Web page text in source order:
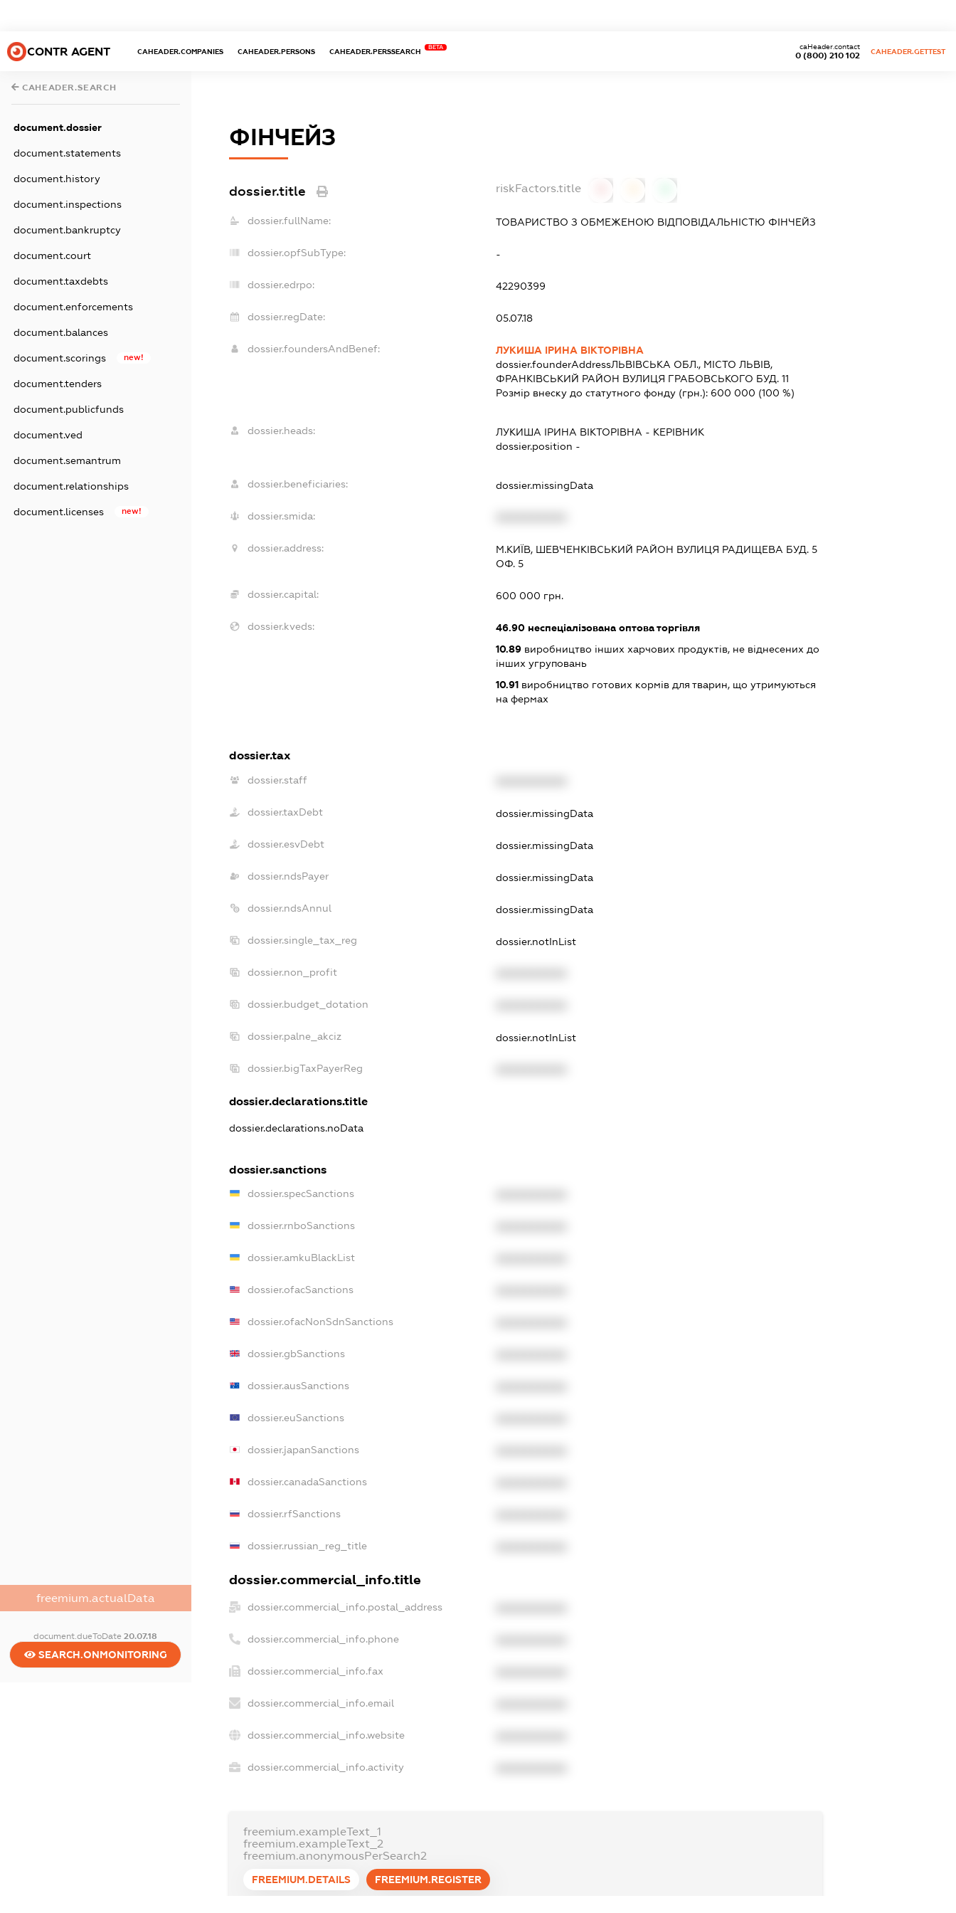
CONTR AGENT CAHEADER.COMPANIES CAHEADER.PERSONS CAHEADER.PERSSEARCH
BETA
0 (800) 210 102
caHeader.contact
CAHEADER.GETTEST
CAHEADER.SEARCH
document.dossier
document.statements
document.history
document.inspections
document.bankruptcy
document.court
document.taxdebts
document.enforcements
document.balances
document.scorings new!
document.tenders
document.publicfunds
document.ved
document.semantrum
document.relationships
document.licenses new!
freemium.actualData
document.dueToDate20.07.18
SEARCH.ONMONITORING
ФІНЧЕЙЗ
dossier.title riskFactors.title
dossier.fullName: ТОВАРИСТВО З ОБМЕЖЕНОЮ ВІДПОВІДАЛЬНІСТЮ ФІНЧЕЙЗ
dossier.opfSubType: -
dossier.edrpo: 42290399
dossier.regDate: 05.07.18
dossier.foundersAndBenef:
ЛУКИША ІРИНА ВІКТОРІВНА
dossier.founderAddressЛЬВІВСЬКА ОБЛ., МІСТО ЛЬВІВ,
ФРАНКІВСЬКИЙ РАЙОН ВУЛИЦЯ ГРАБОВСЬКОГО БУД. 11
Розмір внеску до статутного фонду (грн.): 600 000 (100 %)
dossier.heads: ЛУКИША ІРИНА ВІКТОРІВНА - КЕРІВНИК
dossier.position -
dossier.beneficiaries: dossier.missingData
dossier.smida:
dossier.address:
М.КИЇВ, ШЕВЧЕНКІВСЬКИЙ РАЙОН ВУЛИЦЯ РАДИЩЕВА БУД. 5
ОФ. 5
dossier.capital: 600 000 грн.
dossier.kveds: 46.90 неспеціалізована оптова торгівля
10.89 виробництво інших харчових продуктів, не віднесених до
інших угруповань
10.91 виробництво готових кормів для тварин, що утримуються
на фермах
dossier.tax
dossier.staff
dossier.taxDebt dossier.missingData
dossier.esvDebt dossier.missingData
dossier.ndsPayer dossier.missingData
dossier.ndsAnnul dossier.missingData
dossier.single_tax_reg dossier.notInList
dossier.non_profit
dossier.budget_dotation
dossier.palne_akciz dossier.notInList
dossier.bigTaxPayerReg
dossier.declarations.title
dossier.declarations.noData
dossier.sanctions
dossier.specSanctions
dossier.rnboSanctions
dossier.amkuBlackList
dossier.ofacSanctions
dossier.ofacNonSdnSanctions
dossier.gbSanctions
dossier.ausSanctions
dossier.euSanctions
dossier.japanSanctions
dossier.canadaSanctions
dossier.rfSanctions
dossier.russian_reg_title
dossier.commercial_info.title
dossier.commercial_info.postal_address
dossier.commercial_info.phone
dossier.commercial_info.fax
dossier.commercial_info.email
dossier.commercial_info.website
dossier.commercial_info.activity
freemium.exampleText_1
freemium.exampleText_2
freemium.anonymousPerSearch2
FREEMIUM.DETAILS FREEMIUM.REGISTER